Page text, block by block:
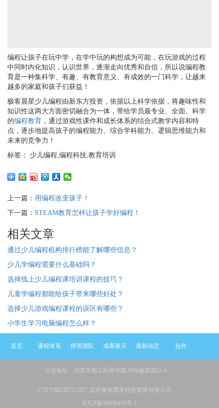
编程让孩子在玩中学，在学中玩的构想成为可能，在玩游戏的过程
中同时内化知识，认识世界，逐渐走向优秀和自信，所以说编程教
育是一种集科学、有趣、有教育意义、有成效的一门科学，让越来
越多的家庭和孩子们获益！
极客晨星少儿编程由新东方投资，依据以上科学依据，将趣味性和
知识性这两大方面密切融合为一体，带给学员最专业、全面、科学
的编程教育 ，通过游戏性课件和成长体系的结合式教学内容和特
点，逐步地提高孩子的编程能力、综合学科能力、逻辑思维能力和
未来的竞争力！
标签： 少儿编程,编程科技,教育培训
上一篇： 用编程改变孩子！
下一篇： STEAM教育怎样让孩子学好编程！
相关文章
通过少儿编程机构排行榜能了解哪些信息？
少儿学编程需要什么基础吗？
选择线上少儿编程课培训课程的技巧？
儿童学编程都能给孩子带来哪些好处？
选择少儿游戏编程课程的误区有哪些？
小学生学习电脑编程怎么样？
首页 课程体系 师资团队 成果展示 最新动态 合作
公司地址：北京市顺义区裕华路28号融慧园15-3
COPYRIGHT©2017 北京极客晨星科技发展有限公司
京ICP备16058419号-1